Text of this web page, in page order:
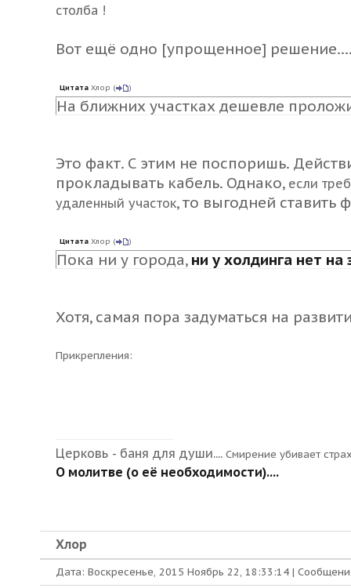
столба !
Вот ещё одно [упрощенное] решение
Цитата Хлор ( )
На ближних участках дешевле
Это факт. С этим не поспоришь.
прокладывать кабель. Однако, если
удаленный участок, то выгодней
Цитата Хлор ( )
Пока ни у города, ни у холдинга нет на
Хотя, самая пора задуматься на
Прикрепления:
Церковь - баня для души.... Смирение убивает
О молитве (о её необходимости)....
Хлор
Дата: Воскресенье, 2015 Ноябрь 22, 18:33:14 |